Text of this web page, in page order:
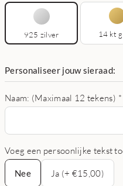
925 zilver 14 kt
Personaliseer jouw sieraad:
Naam: (Maximaal 12 tekens) *
Voeg een persoonlijke tekst
Nee
Nee
Ja (+ €15,00)